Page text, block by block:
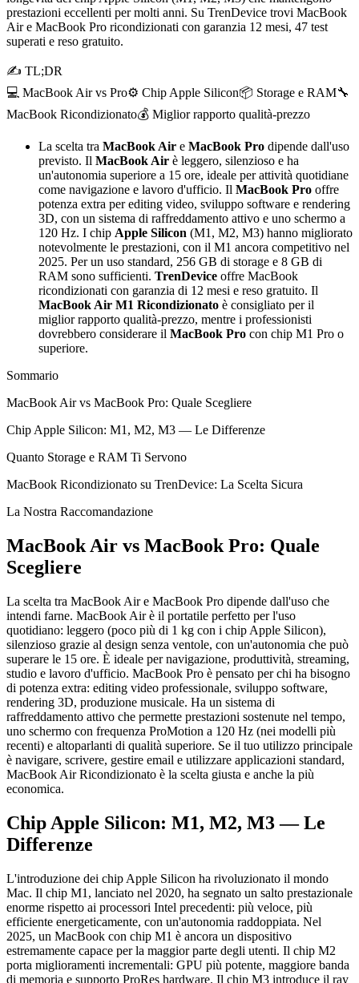
prestazioni eccellenti per molti anni. Su TrenDevice trovi MacBook
Air e MacBook Pro ricondizionati con garanzia 12 mesi, 47 test
superati e reso gratuito.
✍ TL;DR
💻 MacBook Air vs Pro⚙️ Chip Apple Silicon📦 Storage e RAM🔧
MacBook Ricondizionato💰 Miglior rapporto qualità-prezzo
La scelta tra MacBook Air e MacBook Pro dipende dall'uso
previsto. Il MacBook Air è leggero, silenzioso e ha
un'autonomia superiore a 15 ore, ideale per attività quotidiane
come navigazione e lavoro d'ufficio. Il MacBook Pro offre
potenza extra per editing video, sviluppo software e rendering
3D, con un sistema di raffreddamento attivo e uno schermo a
120 Hz. I chip Apple Silicon (M1, M2, M3) hanno migliorato
notevolmente le prestazioni, con il M1 ancora competitivo nel
2025. Per un uso standard, 256 GB di storage e 8 GB di
RAM sono sufficienti. TrenDevice offre MacBook
ricondizionati con garanzia di 12 mesi e reso gratuito. Il
MacBook Air M1 Ricondizionato è consigliato per il
miglior rapporto qualità-prezzo, mentre i professionisti
dovrebbero considerare il MacBook Pro con chip M1 Pro o
superiore.
Sommario
MacBook Air vs MacBook Pro: Quale Scegliere
Chip Apple Silicon: M1, M2, M3 — Le Differenze
Quanto Storage e RAM Ti Servono
MacBook Ricondizionato su TrenDevice: La Scelta Sicura
La Nostra Raccomandazione
MacBook Air vs MacBook Pro: Quale
Scegliere
La scelta tra MacBook Air e MacBook Pro dipende dall'uso che
intendi farne. MacBook Air è il portatile perfetto per l'uso
quotidiano: leggero (poco più di 1 kg con i chip Apple Silicon),
silenzioso grazie al design senza ventole, con un'autonomia che può
superare le 15 ore. È ideale per navigazione, produttività, streaming,
studio e lavoro d'ufficio. MacBook Pro è pensato per chi ha bisogno
di potenza extra: editing video professionale, sviluppo software,
rendering 3D, produzione musicale. Ha un sistema di
raffreddamento attivo che permette prestazioni sostenute nel tempo,
uno schermo con frequenza ProMotion a 120 Hz (nei modelli più
recenti) e altoparlanti di qualità superiore. Se il tuo utilizzo principale
è navigare, scrivere, gestire email e utilizzare applicazioni standard,
MacBook Air Ricondizionato è la scelta giusta e anche la più
economica.
Chip Apple Silicon: M1, M2, M3 — Le
Differenze
L'introduzione dei chip Apple Silicon ha rivoluzionato il mondo
Mac. Il chip M1, lanciato nel 2020, ha segnato un salto prestazionale
enorme rispetto ai processori Intel precedenti: più veloce, più
efficiente energeticamente, con un'autonomia raddoppiata. Nel
2025, un MacBook con chip M1 è ancora un dispositivo
estremamente capace per la maggior parte degli utenti. Il chip M2
porta miglioramenti incrementali: GPU più potente, maggiore banda
di memoria e supporto ProRes hardware. Il chip M3 introduce il ray